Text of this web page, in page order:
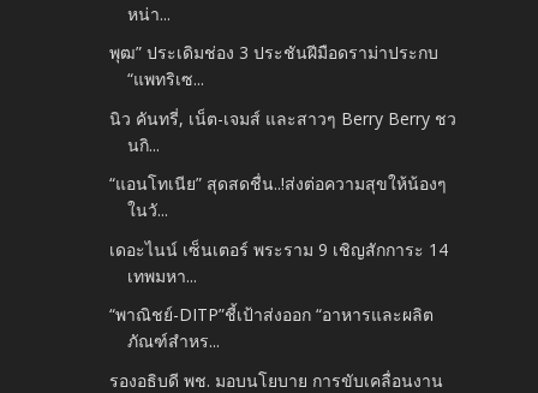
หน่า...
พุฒ” ประเดิมช่อง 3 ประชันฝีมือดราม่าประกบ
“แพทริเซ...
นิว คันทรี่, เน็ต-เจมส์ และสาวๆ Berry Berry ชว
นกิ...
“แอนโทเนีย” สุดสดชื่น..!ส่งต่อความสุขให้น้องๆ
ในวั...
เดอะไนน์ เซ็นเตอร์ พระราม 9 เชิญสักการะ 14
เทพมหา...
“พาณิชย์-DITP”ชี้เป้าส่งออก “อาหารและผลิต
ภัณฑ์สำหร...
รองอธิบดี พช. มอบนโยบาย การขับเคลื่อนงาน